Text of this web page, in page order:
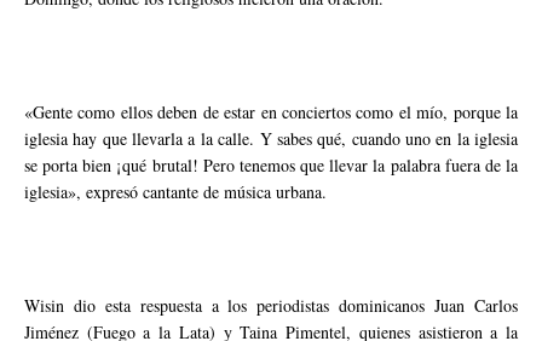
«Gente como ellos deben de estar en conciertos como el mío, porque la
iglesia hay que llevarla a la calle. Y sabes qué, cuando uno en la iglesia
se porta bien ¡qué brutal! Pero tenemos que llevar la palabra fuera de la
iglesia», expresó cantante de música urbana.
Wisin dio esta respuesta a los periodistas dominicanos Juan Carlos
Jiménez (Fuego a la Lata) y Taina Pimentel, quienes asistieron a la